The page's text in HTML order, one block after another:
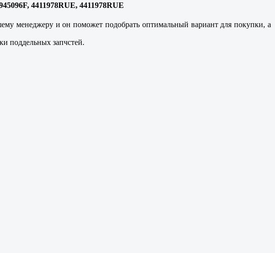
4411978RUE, 4411978RUE
менеджеру и он поможет подобрать оптимальный вариант для покупки, а
поддельных запчстей.